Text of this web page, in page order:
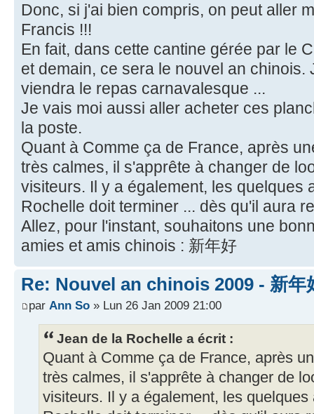
Donc, si j'ai bien compris, on peut aller
Francis !!!
En fait, dans cette cantine gérée par le
et demain, ce sera le nouvel an chinois.
viendra le repas carnavalesque ...
Je vais moi aussi aller acheter ces
la poste.
Quant à Comme ça de France, après
très calmes, il s'apprête à changer de
visiteurs. Il y a également, les quelques
Rochelle doit terminer ... dès qu'il aura
Allez, pour l'instant, souhaitons une
amies et amis chinois : 新年好
Re: Nouvel an chinois 2009 - 新年
par Ann So » Lun 26 Jan 2009 21:00
Jean de la Rochelle a écrit :
Quant à Comme ça de France, après
très calmes, il s'apprête à changer de
visiteurs. Il y a également, les